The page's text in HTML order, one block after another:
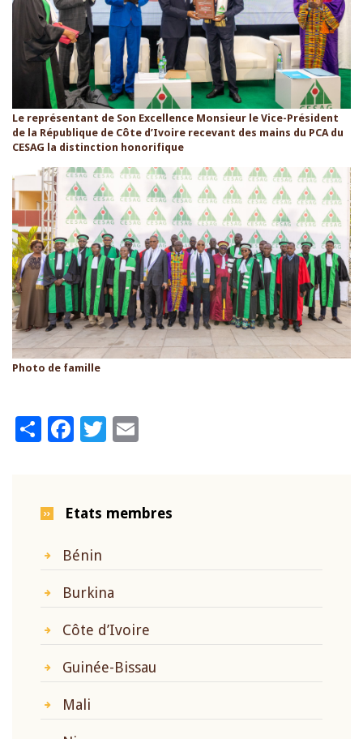
Le représentant de Son Excellence Monsieur le Vice-Président
de la République de Côte d’Ivoire recevant des mains du PCA du
CESAG la distinction honorifique
Photo de famille
ShareFacebook
Twitter
Etats membres
Bénin
Burkina
Côte d’Ivoire
Guinée-Bissau
Mali